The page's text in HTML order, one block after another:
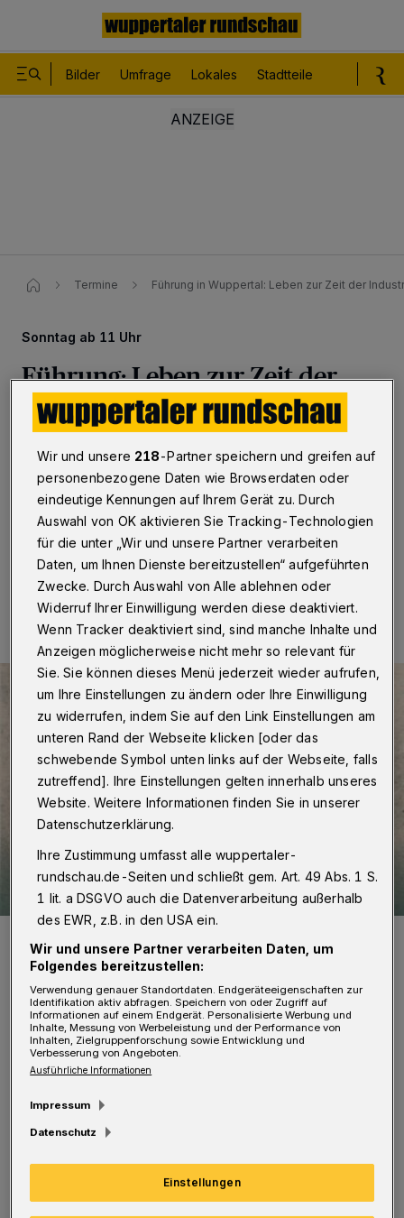
Bilder Umfrage Lokales Stadtteile
Termine Führung in Wuppertal: Leben zur Zeit der
Sonntag ab 11 Uhr
Führung: Leben zur Zeit der
Industrialisierung
Wuppertal·„Hermann Enters – ein Zeitzeuge der
Industrialisierung berichtet“ heißt eine Stadtführung mit
Michael Dietz, die am Sonntag (3. September 2023)
um 11 Uhr beginnt.
29.08.2023 , 09:45 Uhr Eine Minute Lesezeit
Goebel.
Foto: Böhlau-Verlag
wuchs zur Zeit der Frühindustrialisierung auf.
Keine leichte Zeit, in der viele Schattenseiten
den Alltag prägten. Er arbeitete als
Maschinenschlosser und erlebte den Deutsch-
Wir und unsere 218-Partner speichern und greifen auf
personenbezogene Daten wie Browserdaten oder
eindeutige Kennungen auf Ihrem Gerät zu. Durch
Auswahl von OK aktivieren Sie Tracking-Technologien
für die unter „Wir und unsere Partner verarbeiten
Daten, um Ihnen Dienste bereitzustellen“ aufgeführten
Zwecke. Durch Auswahl von Alle ablehnen oder
Widerruf Ihrer Einwilligung werden diese deaktiviert.
Wenn Tracker deaktiviert sind, sind manche Inhalte und
Anzeigen möglicherweise nicht mehr so relevant für
Sie. Sie können dieses Menü jederzeit wieder aufrufen,
um Ihre Einstellungen zu ändern oder Ihre Einwilligung
zu widerrufen, indem Sie auf den Link Einstellungen am
unteren Rand der Webseite klicken [oder das
schwebende Symbol unten links auf der Webseite, falls
zutreffend]. Ihre Einstellungen gelten innerhalb unseres
Website. Weitere Informationen finden Sie in unserer
Datenschutzerklärung.
Ihre Zustimmung umfasst alle wuppertaler-
rundschau.de-Seiten und schließt gem. Art. 49 Abs. 1 S.
1 lit. a DSGVO auch die Datenverarbeitung außerhalb
des EWR, z.B. in den USA ein.
Wir und unsere Partner verarbeiten Daten, um
Folgendes bereitzustellen:
Verwendung genauer Standortdaten. Endgeräteeigenschaften zur
Identifikation aktiv abfragen. Speichern von oder Zugriff auf
Informationen auf einem Endgerät. Personalisierte Werbung und
Inhalte, Messung von Werbeleistung und der Performance von
Inhalten, Zielgruppenforschung sowie Entwicklung und
Verbesserung von Angeboten.
Ausführliche Informationen
Impressum
Datenschutz
Einstellungen